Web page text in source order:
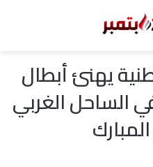
يهنئ أبطال
الساحل الغربي